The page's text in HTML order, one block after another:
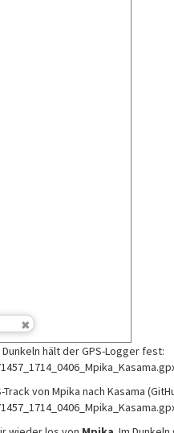
hält der GPS-Logger fest:
Track von Mpika nach Kasama